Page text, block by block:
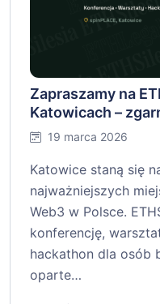
Zapraszamy na
Katowicach –
19 marca 2026
Katowice staną się
najważniejszych
Web3 w Polsce.
konferencję,
hackathon dla osób
oparte…